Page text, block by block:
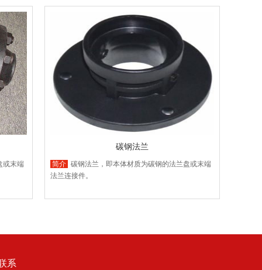
或末端
碳钢法兰
简介 碳钢法兰，即本体材质为碳钢的法兰盘或末端
法兰连接件。
系